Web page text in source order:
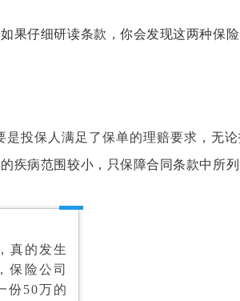
果仔细研读条款 ，你会发现这两种保
是投保人满足了保单的理赔要求 ，无
疾病范围较小 ， 只保障合同条款中所
真的发生
保险公司
份50万的